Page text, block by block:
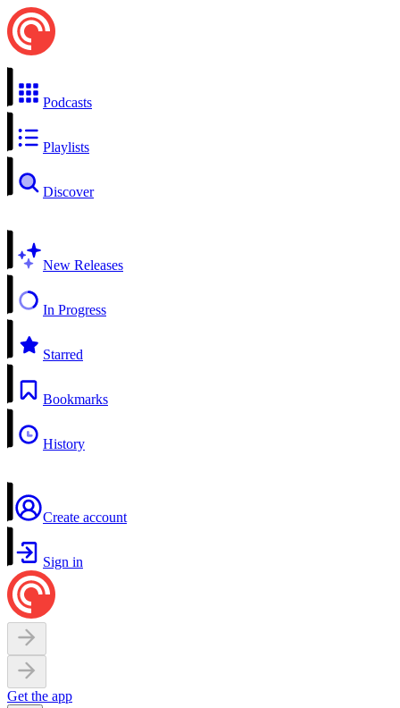
Podcasts
Playlists
Discover
New Releases
In Progress
Starred
Bookmarks
History
Create account
Sign in
Get the app